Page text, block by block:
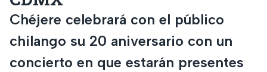
Chéjere celebrará con el público
chilango su 20 aniversario con un
concierto en que estarán presentes